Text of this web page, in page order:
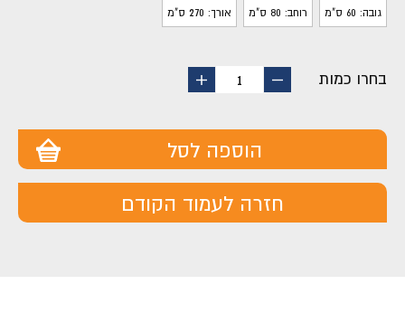
גובה: 60 ס"מ רוחב: 80 ס"מ אורך: 270 ס"מ
בחרו כמות
החסר
1
הוסף
הוספה לסל
חזרה לעמוד הקודם